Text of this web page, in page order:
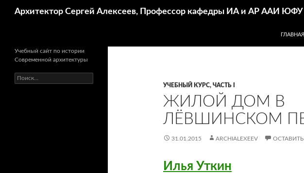
Архитектор Сергей Алексеев, Профессор кафедры ИА и АР ААИ ЮФУ
ГЛАВНАЯ
УЧЕБНЫЙ КУРС, ЧАСТЬ I
ЖИЛОЙ ДОМ В
ЛЁВШИНСКОМ
31.01.2015 ARCHIALEXEEV
Илья Уткин
Учебный сайт по истории
Современной архитектуры
Найти: